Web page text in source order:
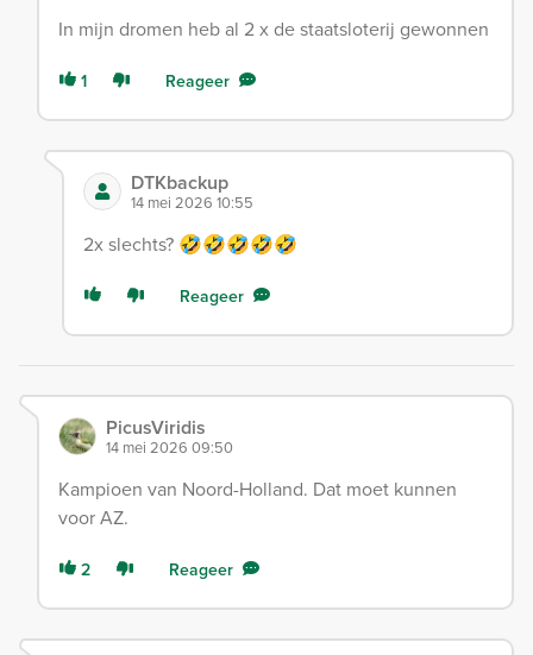
In mijn dromen heb al 2 x de staatsloterij gewonnen
1 Reageer
DTKbackup
14 mei 2026 10:55
2x slechts? 🤣🤣🤣🤣🤣
Reageer
PicusViridis
14 mei 2026 09:50
Kampioen van Noord-Holland. Dat moet kunnen
voor AZ.
2 Reageer